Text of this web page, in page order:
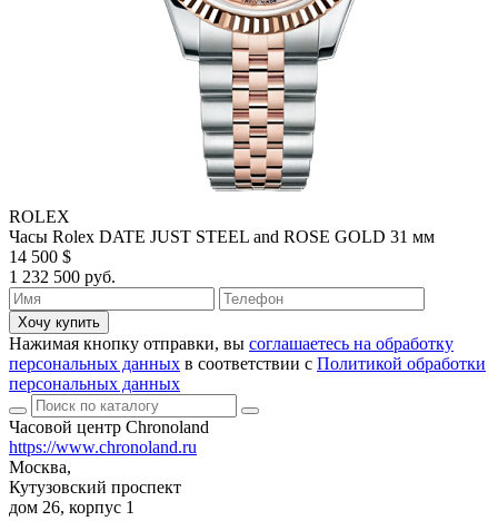
ROLEX
Часы Rolex DATE JUST STEEL and ROSE GOLD 31 мм
14 500 $
1 232 500 руб.
Хочу купить
Нажимая кнопку отправки, вы соглашаетесь на обработку
персональных данных в соответствии с Политикой обработки
персональных данных
Часовой центр Chronoland
https://www.chronoland.ru
Москва,
Кутузовский проспект
дом 26, корпус 1